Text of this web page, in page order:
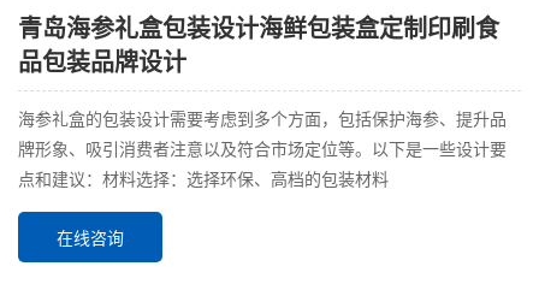
青岛海参礼盒包装设计海鲜包装盒定制印刷食
品包装品牌设计
海参礼盒的包装设计需要考虑到多个方面，包括保护海参、提升品
牌形象、吸引消费者注意以及符合市场定位等。以下是一些设计要
点和建议：材料选择：选择环保、高档的包装材料
在线咨询